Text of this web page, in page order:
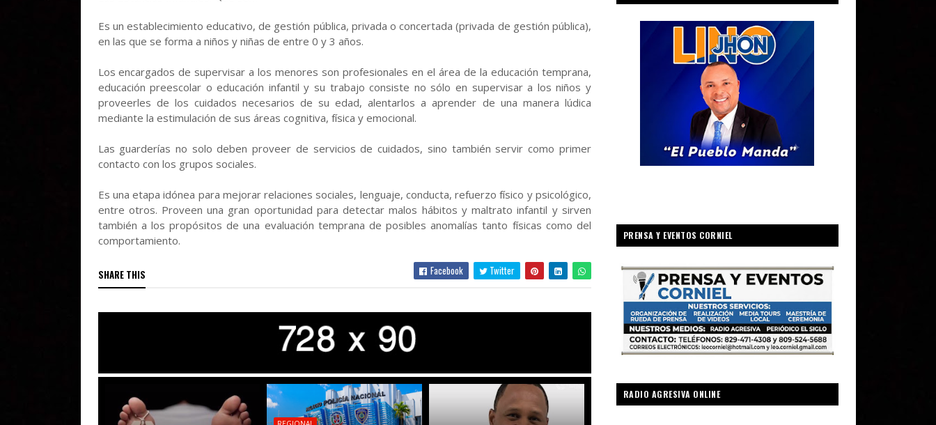
Es un establecimiento educativo, de gestión pública, privada o concertada (privada de gestión pública),
en las que se forma a niños y niñas de entre 0 y 3 años.
Los encargados de supervisar a los menores son profesionales en el área de la educación temprana,
educación preescolar o educación infantil y su trabajo consiste no sólo en supervisar a los niños y
proveerles de los cuidados necesarios de su edad, alentarlos a aprender de una manera lúdica
mediante la estimulación de sus áreas cognitiva, física y emocional.
Las guarderías no solo deben proveer de servicios de cuidados, sino también servir como primer
contacto con los grupos sociales.
Es una etapa idónea para mejorar relaciones sociales, lenguaje, conducta, refuerzo físico y psicológico,
entre otros. Proveen una gran oportunidad para detectar malos hábitos y maltrato infantil y sirven
también a los propósitos de una evaluación temprana de posibles anomalías tanto físicas como del
comportamiento.
SHARE THIS Facebook Twitter
PRENSA Y EVENTOS CORNIEL
RADIO AGRESIVA ONLINE